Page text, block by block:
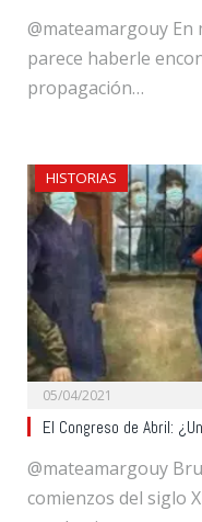
@mateamargouy
parece haberle
propagación…
HISTORIAS
05/04/2021
El Congreso de Abril:
@mateamargouy
comienzos del siglo